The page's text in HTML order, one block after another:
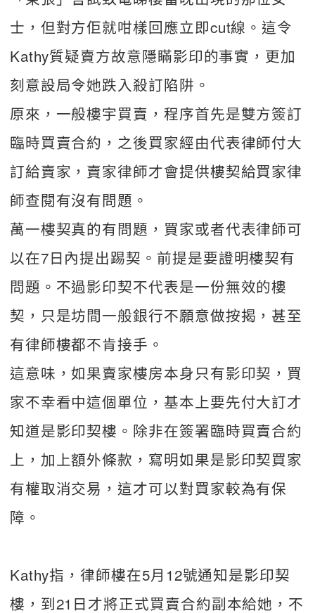
士，但對方佢就咁樣回應立即cut線。這令
Kathy質疑賣方故意隱瞞影印的事實，更加
刻意設局令她跌入殺訂陷阱。
原來，一般樓宇買賣，程序首先是雙方簽訂
臨時買賣合約，之後買家經由代表律師付大
訂給賣家，賣家律師才會提供樓契給買家律
師查閱有沒有問題。
萬一樓契真的有問題，買家或者代表律師可
以在7日內提出踢契。前提是要證明樓契有
問題。不過影印契不代表是一份無效的樓
契，只是坊間一般銀行不願意做按揭，甚至
有律師樓都不肯接手。
這意味，如果賣家樓房本身只有影印契，買
家不幸看中這個單位，基本上要先付大訂才
知道是影印契樓。除非在簽署臨時買賣合約
上，加上額外條款，寫明如果是影印契買家
有權取消交易，這才可以對買家較為有保
障。
Kathy指，律師樓在5月12號通知是影印契
樓，到21日才將正式買賣合約副本給她，不